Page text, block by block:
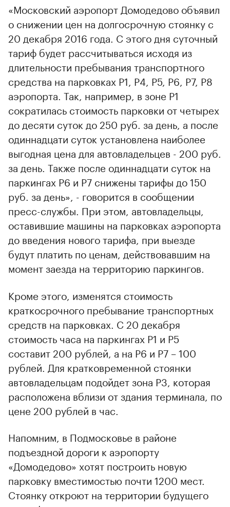
«Московский аэропорт Домодедово объявил
о снижении цен на долгосрочную стоянку с
20 декабря 2016 года. С этого дня суточный
тариф будет рассчитываться исходя из
длительности пребывания транспортного
средства на парковках Р1, Р4, Р5, Р6, Р7, Р8
аэропорта. Так, например, в зоне P1
сократилась стоимость парковки от четырех
до десяти суток до 250 руб. за день, а после
одиннадцати суток установлена наиболее
выгодная цена для автовладельцев - 200 руб.
за день. Также после одиннадцати суток на
паркингах P6 и P7 снижены тарифы до 150
руб. за день», - говорится в сообщении
пресс-службы. При этом, автовладельцы,
оставившие машины на парковках аэропорта
до введения нового тарифа, при выезде
будут платить по ценам, действовавшим на
момент заезда на территорию паркингов.
Кроме этого, изменятся стоимость
краткосрочного пребывание транспортных
средств на парковках. С 20 декабря
стоимость часа на паркингах P1 и P5
составит 200 рублей, а на P6 и P7 – 100
рублей. Для кратковременной стоянки
автовладельцам подойдет зона P3, которая
расположена вблизи от здания терминала, по
цене 200 рублей в час.
Напомним, в Подмосковье в районе
подъездной дороги к аэропорту
«Домодедово» хотят построить новую
парковку вместимостью почти 1200 мест.
Стоянку откроют на территории будущего